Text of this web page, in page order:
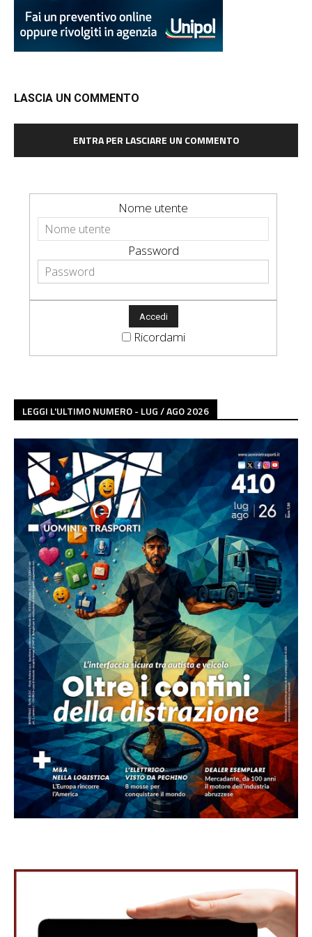
LASCIA UN COMMENTO
ENTRA PER LASCIARE UN COMMENTO
Nome utente
Password
Ricordami
LEGGI L'ULTIMO NUMERO - LUG / AGO 2026